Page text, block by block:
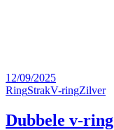
12/09/2025
RingStrakV-ringZilver
Dubbele v-ring